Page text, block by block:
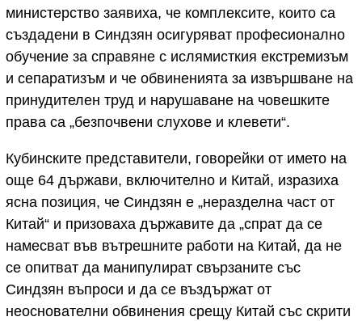
министерство заявиха, че комплексите, които са
създадени в Синдзян осигуряват професионално
обучение за справяне с ислямисткия екстремизъм
и сепаратизъм и че обвиненията за извършване на
принудителен труд и нарушаване на човешките
права са „безпочвени слухове и клевети“.
Кубинските представители, говорейки от името на
още 64 държави, включително и Китай, изразиха
ясна позиция, че Синдзян е „неразделна част от
Китай“ и призоваха държавите да „спрат да се
намесват във вътрешните работи на Китай, да не
се опитват да манипулират свързаните със
Синдзян въпроси и да се въздържат от
неоснователни обвинения срещу Китай със скрити